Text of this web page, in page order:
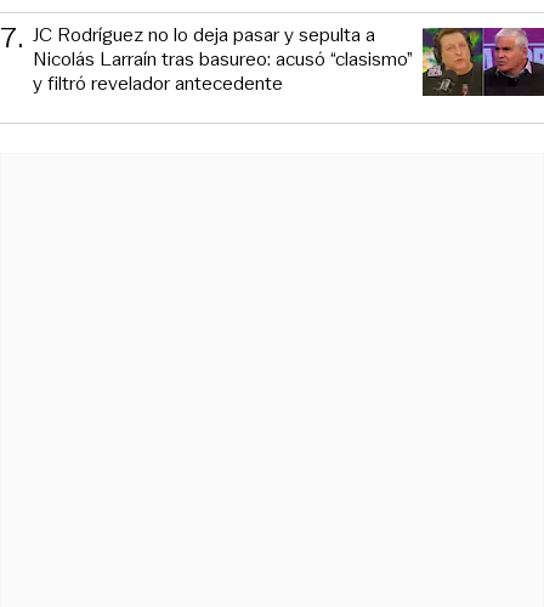
7. JC Rodríguez no lo deja pasar y sepulta a
Nicolás Larraín tras basureo: acusó “clasismo”
y filtró revelador antecedente